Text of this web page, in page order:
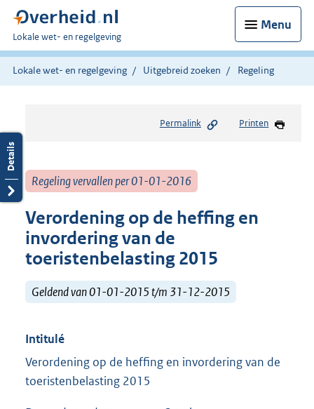
Menu
U
bent
hier:
Lokale wet- en regelgeving
Lokale wet- en regelgeving Uitgebreid zoeken Regeling
Permalink Printen
Regeling vervallen per 01-01-2016
Verordening op de heffing en
invordering van de
toeristenbelasting 2015
Geldend van 01-01-2015 t/m 31-12-2015
Intitulé
Verordening op de heffing en invordering van de
toeristenbelasting 2015